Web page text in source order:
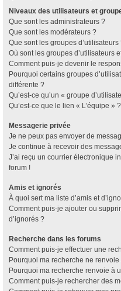
Niveaux des utilisateurs et
Que sont les administrateurs ?
Que sont les modérateurs ?
Que sont les groupes d’utilisateurs
Où sont les groupes d’utilisateurs
Comment puis-je devenir le
Pourquoi certains groupes
différente ?
Qu’est-ce qu’un « groupe
Qu’est-ce que le lien « L’équipe » ?
Messagerie privée
Je ne peux pas envoyer de
Je continue à recevoir des
J’ai reçu un courrier électronique
forum !
Amis et ignorés
À quoi sert ma liste d’amis et
Comment puis-je ajouter ou
d’ignorés ?
Recherche dans les forums
Comment puis-je effectuer une
Pourquoi ma recherche ne
Pourquoi ma recherche renvoie à
Comment puis-je rechercher des